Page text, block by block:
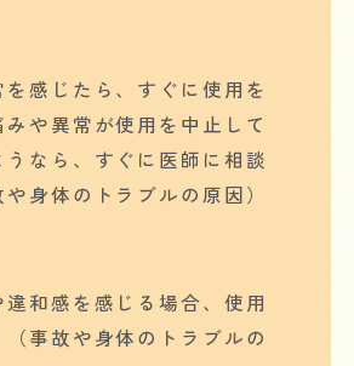
感じたら、すぐに使用を
や異常が使用を中止して
うなら、すぐに医師に相談
身体のトラブルの原因）
和感を感じる場合、使用
事故や身体のトラブルの